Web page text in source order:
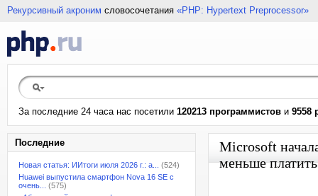
Рекурсивный акроним словосочетания «PHP: Hypertext Preprocessor»
За последние 24 часа нас посетили 120213 программистов и 9558
Последние
Новая статья: ИИтоги июля 2026 г.: а...
(524)
Huawei выпустила смартфон Nova 16 SE с
очень...
(575)
Microsoft
меньше